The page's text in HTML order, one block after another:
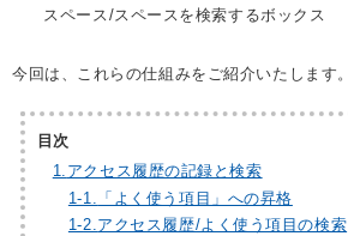
スペース/スペースを検索するボックス
今回は、これらの仕組みをご紹介いたします。
目次
1. アクセス履歴の記録と検索
1-1.
「よく使う項目」への昇格
1-2.アクセス履歴/よく使う項目の検索